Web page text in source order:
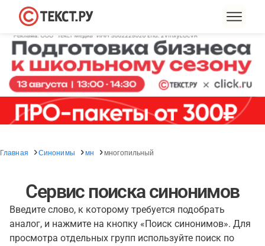
Главная Синонимы мн многопильный
Сервис поиска синонимов
Введите слово, к которому требуется подобрать
аналог, и нажмите на кнопку «Поиск синонимов». Для
просмотра отдельных групп используйте поиск по